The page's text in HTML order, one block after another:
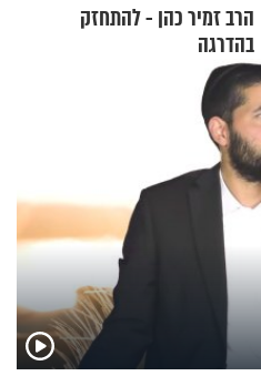
הרב זמיר כהן - להתחזק
בהדרגה